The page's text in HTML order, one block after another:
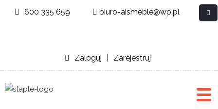
600 335 659 biuro-aismeble@wp.pl
Zaloguj Zarejestruj